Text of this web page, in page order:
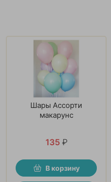
Шары Ассорти
макарунс
135 ₽
В корзину